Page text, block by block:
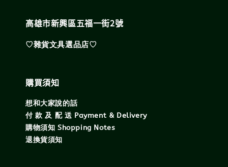
高雄市新興區五福一街2號
♡雜貨文具選品店♡
購買須知
想和大家說的話
付 款 及 配 送 Payment & Delivery
購物須知 Shopping Notes
退換貨須知